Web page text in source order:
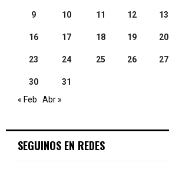
9 10 11 12 13
16 17 18 19 20
23 24 25 26 27
30
31
« Feb
Abr »
SEGUINOS EN REDES